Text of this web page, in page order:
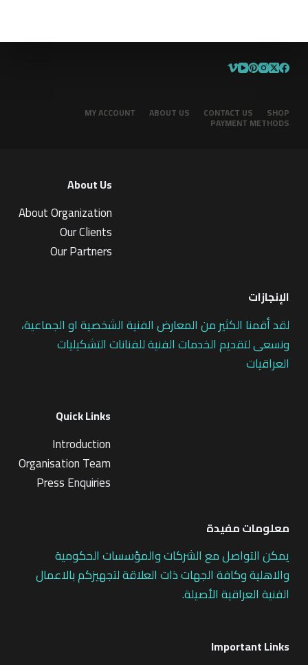
SHOP
CONTACT US
ABOUT US
MY ACCOUNT
PAYMENT METHODS
About Us
About Organization
Our Clients
Our Partners
الإنجازات
لقد أقمنا الكثير من المعارض الفنية الشخصية او الجماعية،
ونسعى لتقديم الخدمات الفنية للفنانات التشكيليات
العراقيات
Quick Links
Introduction
Organisation Team
Press Enquiries
معلومات مفيدة
يمكن التواصل مع الشركات والمؤسسات الحكومية
والاهلية وكافة الجهات ذات العلاقة لتجهيزكم بالاعمال
الفنية العراقية الأصيلة.
Important Links